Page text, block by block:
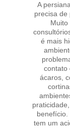
A
precisa de
Muito
é mais
contato
ácaros,
benefício.
tem um